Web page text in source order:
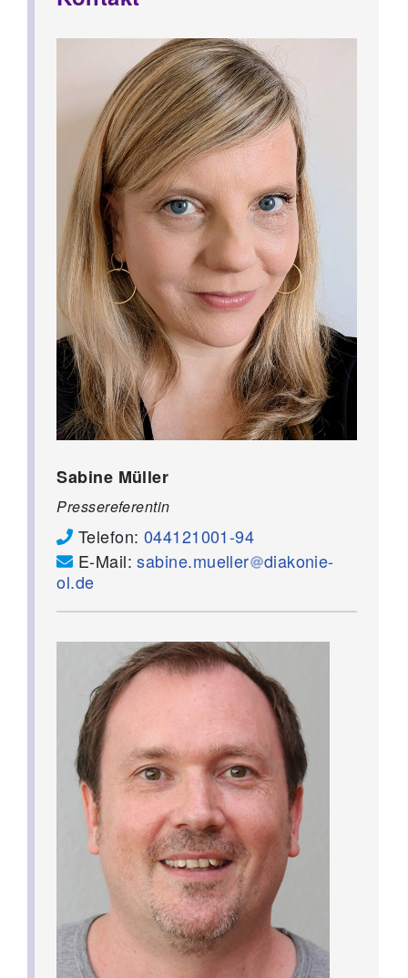
Sabine Müller
Pressereferentin
Telefon: 044121001-94
E-Mail:sabine.mueller
diakonie-
ol.de